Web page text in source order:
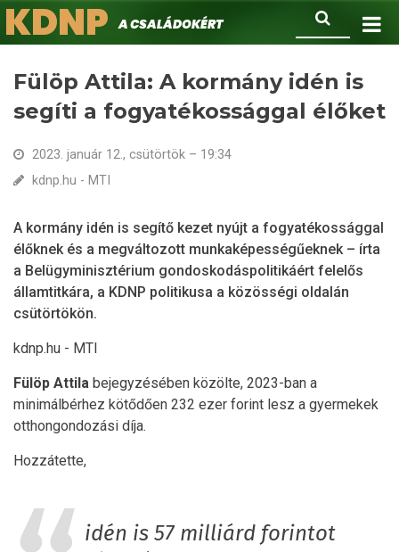
Ugrás
a
Keresés
KDNPA családokért.
Fülöp Attila: A kormány idén is
segíti a fogyatékossággal élőket
2023. január 12., csütörtök – 19:34
kdnp.hu - MTI
A kormány idén is segítő kezet nyújt a fogyatékossággal
élőknek és a megváltozott munkaképességűeknek – írta
a Belügyminisztérium gondoskodáspolitikáért felelős
államtitkára, a KDNP politikusa a közösségi oldalán
csütörtökön.
kdnp.hu - MTI
Fülöp Attila bejegyzésében közölte, 2023-ban a
minimálbérhez kötődően 232 ezer forint lesz a gyermekek
otthongondozási díja.
Hozzátette,
idén is 57 milliárd forintot